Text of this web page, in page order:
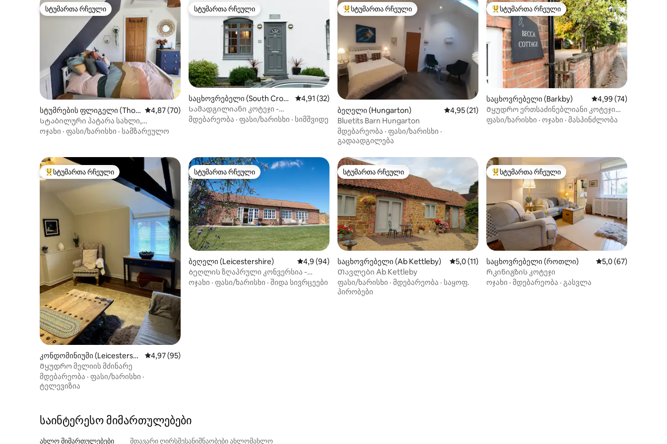
სტუმართა რჩეული
სტუმართა რჩეული
სტუმრების ფლიგელი (Thor
pe Satchville)
საშუალო შეფასებაა 5‑დან 4,87, 70 მიმოხილვა
4,87 (70)
Სტაბილური პატარა სახლი,
დამოუკიდებელი შესასვლელით.
ოჯახი · ფასი/ხარისხი · სამზარეულო
სტუმართა რჩეული
სტუმართა რჩეული
საცხოვრებელი (South Croxt
on)
საშუალო შეფასებაა 5‑დან 4,91, 32 მიმოხილვა
4,91 (32)
Სამადგილიანი კოტეჯი -
საცხოვრებელი ქვეყანაში
მდებარეობა · ფასი/ხარისხი · სიმშვიდე
სტუმართა რჩეული მოწინავე ვარიანტი
სტუმართა რჩეული
ბეღელი (Hungarton) საშუალო შეფასებაა 5‑დან 4,95, 21 მიმოხილვა
4,95 (21)
Bluetits Barn Hungarton
მდებარეობა · ფასი/ხარისხი ·
გადაადგილება
სტუმართა რჩეული მოწინავე ვარიანტი
სტუმართა რჩეული
საცხოვრებელი (Barkby) საშუალო შეფასებაა
4,99 (74)
Მყუდრო ერთსაძინებლიანი კოტეჯი
უცნაურ სოფელში
ფასი/ხარისხი · ოჯახი · მასპინძლობა
სტუმართა რჩეული მოწინავე ვარიანტი
სტუმართა რჩეული
კონდომინიუმი (Leicestershi
re)
საშუალო შეფასებაა 5‑დან 4,97, 95 მიმოხილვა
4,97 (95)
Მყუდრო მელიის მძინარე
მდებარეობა · ფასი/ხარისხი ·
ტელევიზია
სტუმართა რჩეული
სტუმართა რჩეული
ბეღელი (Leicestershire) საშუალო შეფასებაა 5‑დან 4,9, 94 მიმოხილვა
4,9 (94)
Ბეღლის ზღაპრული კონვერსია -
განსაცვიფრებელი ხედები
ოჯახი · ფასი/ხარისხი · შიდა სივრცეები
სტუმართა რჩეული
სტუმართა რჩეული
საცხოვრებელი (Ab Kettleby) საშუალო შეფასებაა 5‑დან 5,0, 11 მიმოხილვა
5,0 (11)
Თავლები Ab Kettleby
ფასი/ხარისხი · მდებარეობა · საყოფ.
პირობები
სტუმართა რჩეული მოწინავე ვარიანტი
სტუმართა რჩეული
საცხოვრებელი (როთლი) საშუალო
5,0 (67)
Რკინიგზის კოტეჯი
ოჯახი · მდებარეობა · გასვლა
საინტერესო მიმართულებები
ახლო მიმართულებები მთავარი ღირსშესანიშნაობები ახლომახლო